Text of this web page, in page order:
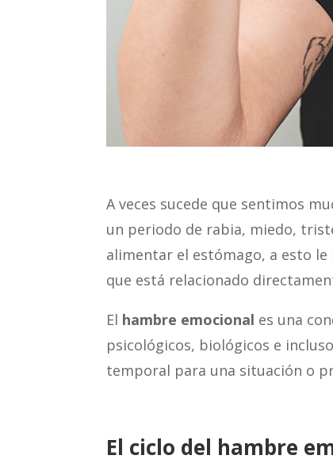
A veces sucede que sentimos
un periodo de rabia, miedo,
alimentar el estómago, a esto le
que está relacionado
El hambre emocional es una
psicológicos, biológicos e
temporal para una situación o
El ciclo del hambre